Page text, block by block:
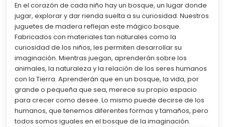
En el corazón de cada niño hay un bosque, un lugar donde
jugar, explorar y dar rienda suelta a su curiosidad. Nuestros
juguetes de madera reflejan este mágico bosque.
Fabricados con materiales tan naturales como la
curiosidad de los niños, les permiten desarrollar su
imaginación. Mientras juegan, aprenderán sobre los
animales, la naturaleza y la relación de los seres humanos
con la Tierra. Aprenderán que en un bosque, la vida, por
grande o pequeña que sea, merece su propio espacio
para crecer como desee. Lo mismo puede decirse de los
humanos, que tenemos diferentes formas y tamaños, pero
todos somos iguales en el bosque de la imaginación.